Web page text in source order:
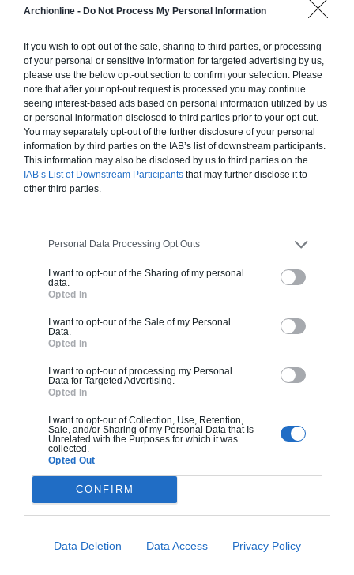
Archionline - Do Not Process My Personal Information
If you wish to opt-out of the sale, sharing to third parties, or processing
of your personal or sensitive information for targeted advertising by us,
please use the below opt-out section to confirm your selection. Please
note that after your opt-out request is processed you may continue
seeing interest-based ads based on personal information utilized by us
or personal information disclosed to third parties prior to your opt-out.
You may separately opt-out of the further disclosure of your personal
information by third parties on the IAB’s list of downstream participants.
This information may also be disclosed by us to third parties on the
IAB’s List of Downstream Participants that may further disclose it to
other third parties.
Personal Data Processing Opt Outs
I want to opt-out of the Sharing of my personal
data.
Opted In
I want to opt-out of the Sale of my Personal
Data.
Opted In
I want to opt-out of processing my Personal
Data for Targeted Advertising.
Opted In
I want to opt-out of Collection, Use, Retention,
Sale, and/or Sharing of my Personal Data that Is
Unrelated with the Purposes for which it was
collected.
Opted Out
CONFIRM
Data Deletion Data Access Privacy Policy
Chiffrage estimatif pour : Fondations et normes
Finitions haut de gamme. Le prix "clé en main"
inclut le gros oeuvre et le second oeuvre (cuisine,
peinture, sols...), mais exclut piscine, jardin et
clôture.
À partir de
70 000€ TTC
Chiffrage estimatif pour : Fondations et normes
standards. Construction en bloc coffrant isolant
en main" inclut le gros oeuvre et le second
oeuvre (cuisine, peinture, sols...), mais exclut
piscine, jardin et clôture.
À partir de
81 000€ TTC
Je la veux !